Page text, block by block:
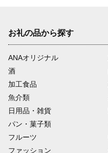
お礼の品から探す
ANAオリジナル
酒
加工食品
魚介類
日用品・雑貨
パン・菓子類
フルーツ
ファッション